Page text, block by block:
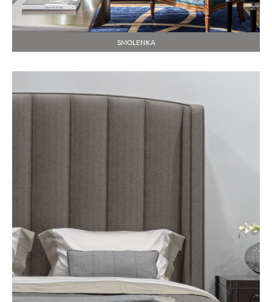
SMOLENKA